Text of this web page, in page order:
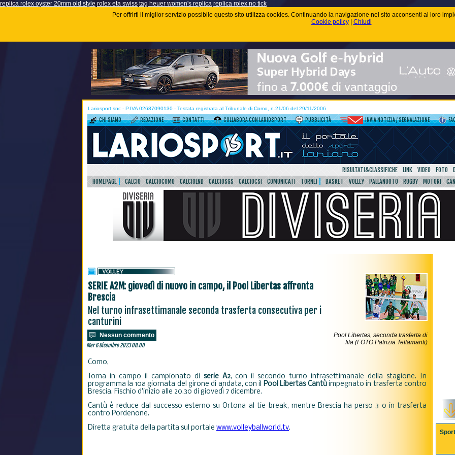
replica rolex oyster 20mm old style rolex eta swiss tag heuer women's replica replica rolex no tick
Per offrirti il miglior servizio possibile questo sito utilizza cookies. Continuando la navigazione nel sito acconsenti al loro
Cookie policy| Chiudi
Lariosport snc - P.IVA 02687090130 - Testata registrata al Tribunale di Como, n.21/06 del 29/11/2006
CHI SIAMO REDAZIONE CONTATTI COLLABORA CON LARIOSPORT PUBBLICITÀ INVIA NOTIZIA / SEGNALAZIONE
RISULTATI&CLASSIFICHE LINK VIDEO FOTO
HOMEPAGE
CALCIO CALCIOCOMO CALCIOLND CALCIOSGS CALCIOCSI COMUNICATI TORNEI BASKET VOLLEY PALLANUOTO RUGBY MOTORI
SERIE A2M: giovedì di nuovo in campo, il Pool Libertas affronta
Brescia
Nel turno infrasettimanale seconda trasferta consecutiva per i
canturini
Nessun commento
Mer 6 Dicembre 2023 08.00
Pool Libertas, seconda trasferta di
fila (FOTO Patrizia Tettamanti)
Como,
Torna in campo il campionato di serie A2, con il secondo turno infrasettimanale della stagione. In
programma la 10a giornata del girone di andata, con il Pool Libertas Cantùimpegnato in trasferta contro
Brescia. Fischio d'inizio alle 20.30 di giovedì 7 dicembre.
Cantù è reduce dal successo esterno su Ortona al tie-break, mentre Brescia ha perso 3-0 in trasferta
contro Pordenone.
Diretta gratuita della partita sul portale www.volleyballworld.tv.
Sport